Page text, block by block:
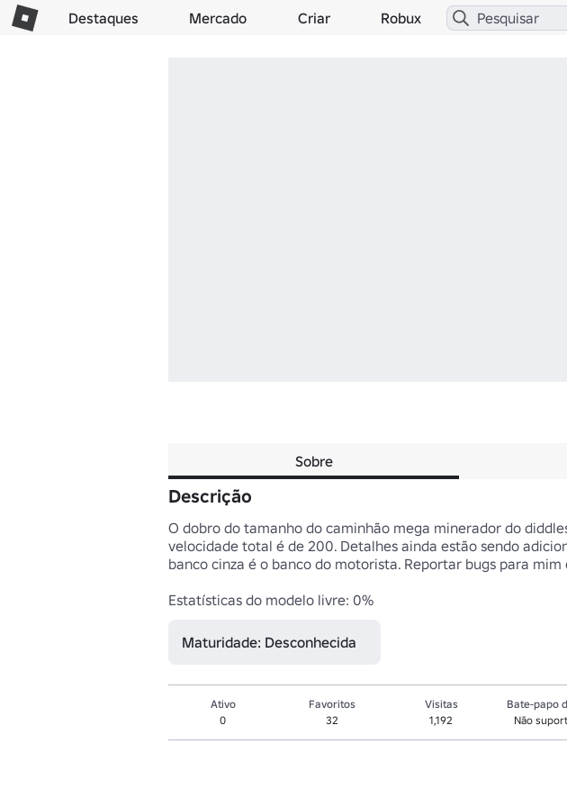
Destaques Mercado Criar Robux
Sobre
Descrição
O dobro do tamanho do caminhão mega minerador do
velocidade total é de 200. Detalhes ainda estão sendo
banco cinza é o banco do motorista. Reportar bugs para
Estatísticas do modelo livre: 0%
Maturidade: Desconhecida
Ativo
0
Favoritos
32
Visitas
1,192
Bate-papo
Não